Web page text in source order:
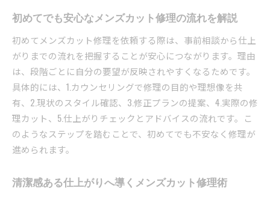
カウンセリングを活かしたメンズカット修理法
失敗から学ぶメンズカット修理の注意点解説
納得のいくメンズカット修理成功のポイント
自分に合うメンズカット修理の選び方と活用法
自分にぴったりのメンズカット修理を見極める
方法
ライフスタイルに合ったメンズカット修理の活
用術
メンズカット修理のメリットを最大限に引き出
初めてでも安心なメンズカット修理の流れを解説
初めてメンズカット修理を依頼する際は、事前相談から仕上
がりまでの流れを把握することが安心につながります。理由
は、段階ごとに自分の要望が反映されやすくなるためです。
具体的には、1.カウンセリングで修理の目的や理想像を共
有、2.現状のスタイル確認、3.修正プランの提案、4.実際の修
理カット、5.仕上がりチェックとアドバイスの流れです。こ
のようなステップを踏むことで、初めてでも不安なく修理が
進められます。
清潔感ある仕上がりへ導くメンズカット修理術